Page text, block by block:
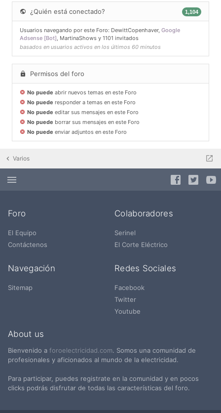
¿Quién está conectado? 1,104
Usuarios navegando por este Foro: DewittCopenhaver, Google
Adsense [Bot], MartinaShows y 1101 invitados
basados en usuarios activos en los últimos 60 minutos
Permisos del foro
No puede abrir nuevos temas en este Foro
No puede responder a temas en este Foro
No puede editar sus mensajes en este Foro
No puede borrar sus mensajes en este Foro
No puede enviar adjuntos en este Foro
Varios
Foro
El Equipo
Contáctenos
Colaboradores
Serinel
El Corte Eléctrico
Navegación
Sitemap
Redes Sociales
Facebook
Twitter
Youtube
About us
Bienvenido a foroelectricidad.com. Somos una comunidad de
profesionales y aficionados al mundo de la electricidad.
Para participar, puedes registrate en la comunidad y en pocos
clicks podrás disfrutar de todas las características del foro.